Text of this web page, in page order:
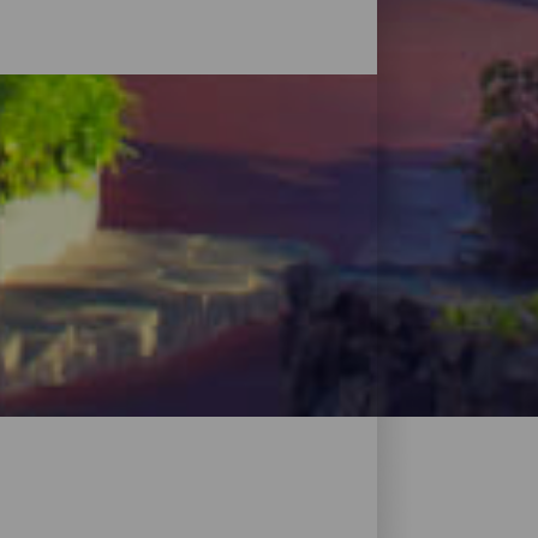
Gomera findest du neben Hotels,
in denen Gäste alle Vorzüge der
auf La Gomera.